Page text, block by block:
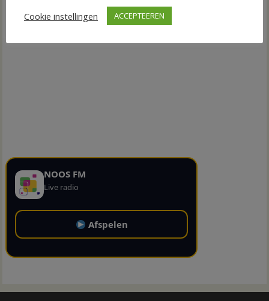
NOOS FM
Live radio
Afspelen
Cookie instellingen
ACCEPTEEREN